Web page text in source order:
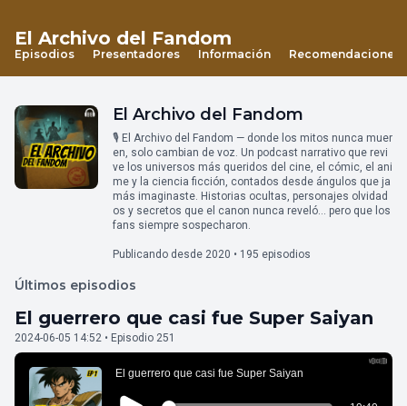
El Archivo del Fandom
Episodios Presentadores Información Recomendaciones
El Archivo del Fandom
🎙️ El Archivo del Fandom — donde los mitos nunca muer
en, solo cambian de voz. Un podcast narrativo que revi
ve los universos más queridos del cine, el cómic, el ani
me y la ciencia ficción, contados desde ángulos que ja
más imaginaste. Historias ocultas, personajes olvidad
os y secretos que el canon nunca reveló… pero que los
fans siempre sospecharon.
Publicando desde 2020 • 195 episodios
Últimos episodios
El guerrero que casi fue Super Saiyan
2024-06-05 14:52 • Episodio 251